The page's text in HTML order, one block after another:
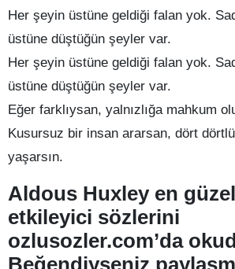
Her şeyin üstüne geldiği falan yok.
üstüne düştüğün şeyler var.
Her şeyin üstüne geldiği falan yok.
üstüne düştüğün şeyler var.
Eğer farklıysan, yalnızlığa mahkum
Kusursuz bir insan ararsan, dört
yaşarsın.
Aldous Huxley en
etkileyici sözlerini
ozlusozler.com’da
Beğendiyseniz